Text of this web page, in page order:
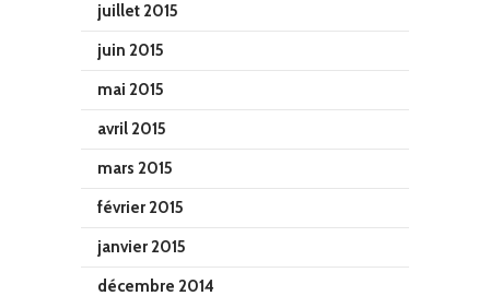
juillet 2015
juin 2015
mai 2015
avril 2015
mars 2015
février 2015
janvier 2015
décembre 2014